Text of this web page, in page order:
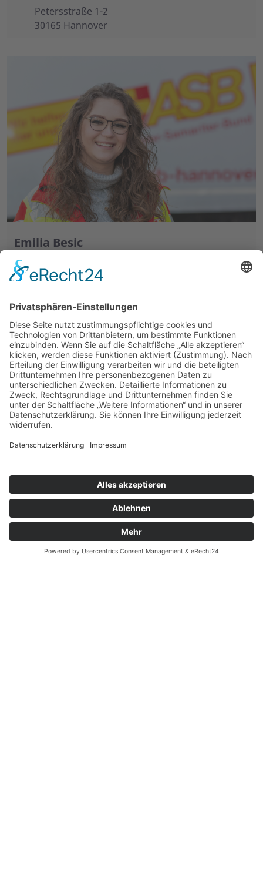
Petersstraße 1-2
30165 Hannover
Emilia Besic
Leitung Breitenausbildung
Tel.:0511 35854 - 531
ASB Hannover
Petersstraße 1-2
30165 Hannover
SOZIALE DIENSTE UND BEVÖLKERUNGSSCHUTZ
MITMACHEN & HELFEN